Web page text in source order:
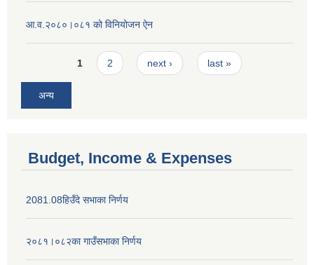
आ.व.२०८०।०८१ को विनियोजन ऐन
Pages1 2 next › last »
अन्य
Budget, Income & Expenses
2081.08हिउँदे सभाका निर्णय
२०८१।०८२का गाउँसभाका निर्णय